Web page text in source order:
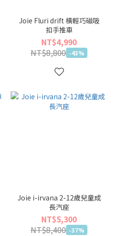
Joie Fluri drift 橫輕巧磁吸
扣手推車
NT$4,990
NT$8,800 -43%
Joie i-irvana 2-12歲兒童成
長汽座
NT$5,300
NT$8,400 -37%